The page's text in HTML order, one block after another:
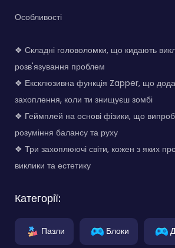
Особливості
❖ Складні головоломки, що кидають
розв'язування проблем
❖ Ексклюзивна функція Zapper, що
захоплення, коли ти знищуєш зомбі
❖ Геймплей на основі фізики, що
розуміння балансу та руху
❖ Три захоплюючі світи, кожен з яких
виклики та естетику
Категорії:
Пазли Блоки